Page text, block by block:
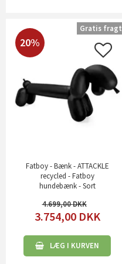
20%
Fatboy - Bænk - ATTACKLE
recycled - Fatboy
hundebænk - Sort
4.699,00
3.754,00 DKK
LÆG I KURVEN
Gratis fragt